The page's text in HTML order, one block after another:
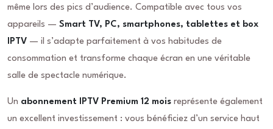
même lors des pics d’audience. Compatible avec tous vos
appareils — Smart TV, PC, smartphones, tablettes et box
IPTV — il s’adapte parfaitement à vos habitudes de
consommation et transforme chaque écran en une véritable
salle de spectacle numérique.
Un abonnement IPTV Premium 12 mois représente également
un excellent investissement : vous bénéficiez d’un service haut